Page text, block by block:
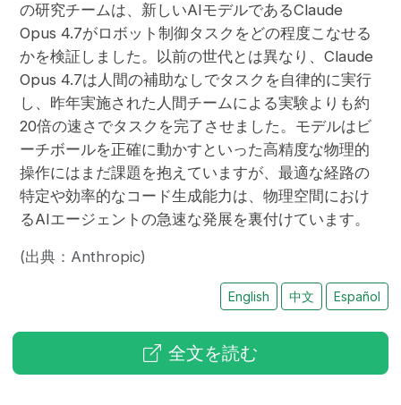
の研究チームは、新しいAIモデルであるClaude
Opus 4.7がロボット制御タスクをどの程度こなせる
かを検証しました。以前の世代とは異なり、Claude
Opus 4.7は人間の補助なしでタスクを自律的に実行
し、昨年実施された人間チームによる実験よりも約
20倍の速さでタスクを完了させました。モデルはビ
ーチボールを正確に動かすといった高精度な物理的
操作にはまだ課題を抱えていますが、最適な経路の
特定や効率的なコード生成能力は、物理空間におけ
るAIエージェントの急速な発展を裏付けています。
(出典：Anthropic)
English 中文 Español
全文を読む